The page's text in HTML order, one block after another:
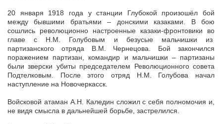
20 января 1918 года у станции Глубокой произошёл бой
между бывшими братьями – донскими казаками. В бою
сошлись революционно настроенные казаки-фронтовики во
главе с Н.М. Голубовым и безусые мальчишки из
партизанского отряда В.М. Чернецова. Бой закончился
поражением партизан, командир и мальчишки – партизаны
были зверски убиты председателем Революционного совета
Подтелковым. После этого отряд Н.М. Голубова начал
наступление на Новочеркасск.
Войсковой атаман А.Н. Каледин сложил с себя полномочия и,
не видя смысла в дальнейшей борьбе, застрелился.